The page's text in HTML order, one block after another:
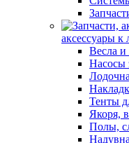
аксессуары к
Весла и
Насосы
Тенты
Якоря,
Полы,